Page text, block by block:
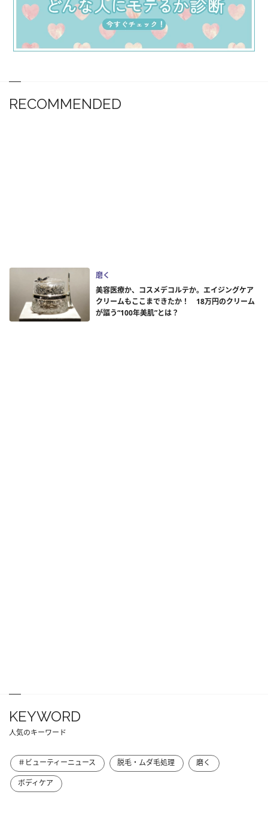
RECOMMENDED
磨く
美容医療か、コスメデコルテか。エイジングケア
クリームもここまできたか！ 18万円のクリーム
が謳う“100年美肌”とは？
KEYWORD
人気のキーワード
＃ビューティーニュース 脱毛・ムダ毛処理
磨く
ボディケア